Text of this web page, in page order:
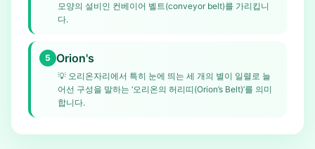
모양의 설비인 컨베이어 벨트(conveyor belt)를 가리킵니
다.
5 Orion's
💡 오리온자리에서 특히 눈에 띄는 세 개의 별이 일렬로 늘
어선 구성을 말하는 ‘오리온의 허리띠(Orion’s Belt)’를 의미
합니다.